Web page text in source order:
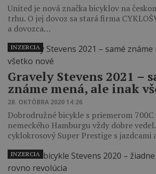
United je nová značka bicyklov na
trhu. O jej dovoz sa stará firma
a dovozca…
Gravely Stevens 2021 –
známe mená, ale inak
28. OKTÓBRA 2020 14:26
Dobrodružné bicykle s priemerom 700C
nemeckého Hamburgu vždy dobre
cyklokrosový Super Prestige s jazdcami
INZERCIA
INZERCIA